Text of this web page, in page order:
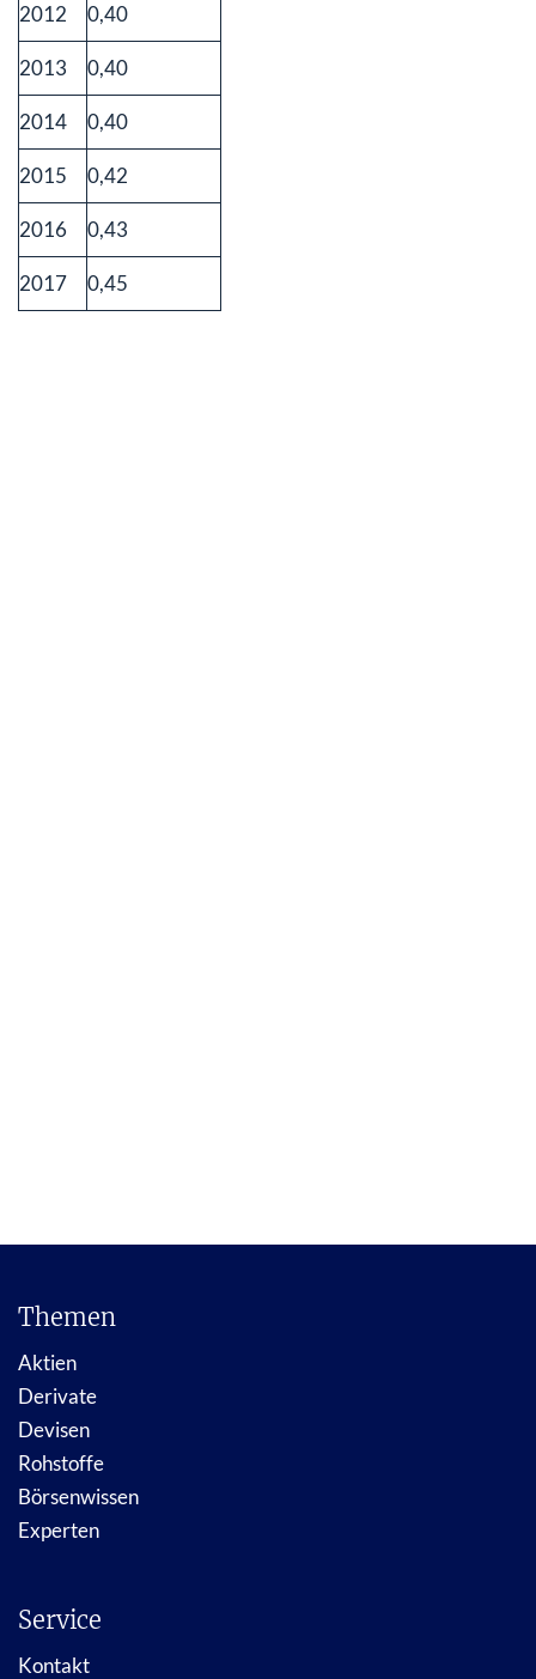
2012 0,40
2013 0,40
2014 0,40
2015 0,42
2016 0,43
2017 0,45
Themen
Aktien
Derivate
Devisen
Rohstoffe
Börsenwissen
Experten
Service
Kontakt